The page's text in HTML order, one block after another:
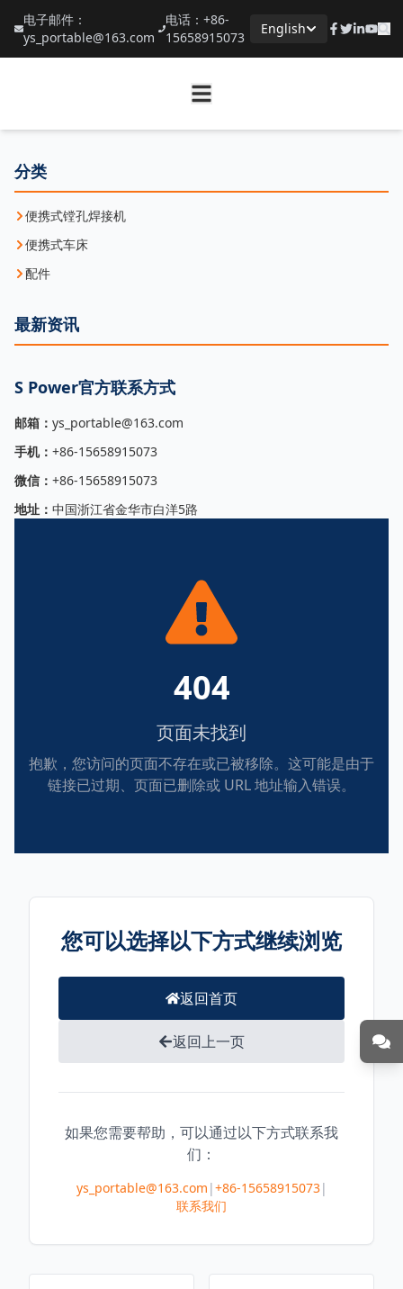
电子邮件：
ys_portable@163.com
电话：+86-
15658915073
English
分类
便携式镗孔焊接机
便携式车床
配件
最新资讯
S Power官方联系方式
邮箱： ys_portable@163.com
手机： +86-15658915073
微信： +86-15658915073
地址： 中国浙江省金华市白洋5路
404
页面未找到
抱歉，您访问的页面不存在或已被移除。这可能是由于
链接已过期、页面已删除或 URL 地址输入错误。
您可以选择以下方式继续浏览
返回首页
返回上一页
如果您需要帮助，可以通过以下方式联系我
们：
ys_portable@163.com |+86-15658915073|
联系我们